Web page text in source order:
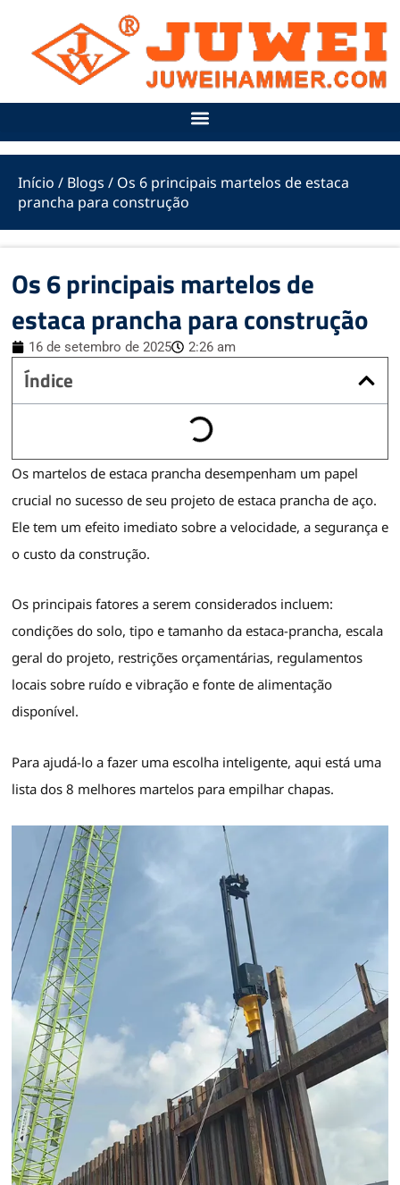
conteúdo
Início / Blogs / Os 6 principais martelos de estaca
prancha para construção
Os 6 principais martelos de
estaca prancha para construção
16 de setembro de 2025 2:26 am
Índice
Os martelos de estaca prancha desempenham um papel
crucial no sucesso de seu projeto de estaca prancha de aço.
Ele tem um efeito imediato sobre a velocidade, a segurança e
o custo da construção.
Os principais fatores a serem considerados incluem:
condições do solo, tipo e tamanho da estaca-prancha, escala
geral do projeto, restrições orçamentárias, regulamentos
locais sobre ruído e vibração e fonte de alimentação
disponível.
Para ajudá-lo a fazer uma escolha inteligente, aqui está uma
lista dos 8 melhores martelos para empilhar chapas.